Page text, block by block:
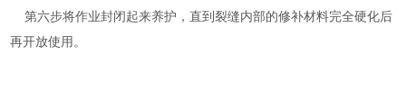
第六步将作业封闭起来养护，直到裂缝内部的修补材料完全硬化后
再开放使用。